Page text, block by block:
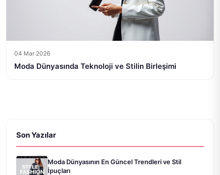
04 Mar 2026
Moda Dünyasında Teknoloji ve Stilin Birleşimi
Son Yazılar
Moda Dünyasının En Güncel Trendleri ve Stil
İpuçları